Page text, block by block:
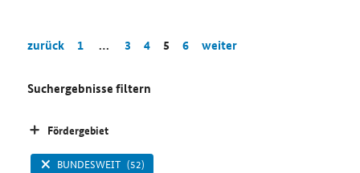
zurück 1 … 3 4 5 6 weiter
Suchergebnisse filtern
Fördergebiet
BUNDESWEIT (52)